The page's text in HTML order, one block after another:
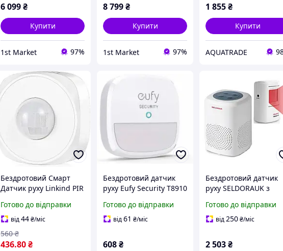
6 099₴
Купити
1st Market 97%
8 799₴
Купити
1st Market 97%
1 855₴
Купити
AQUATRADE
Бездротовий Смарт
Датчик руху Linkind PIR
Готово до відправки
від44₴/міс
436.80₴
560 ₴
Бездротовий датчик
руху Eufy Security T8910
білий кут огляду 100
градусів.
Готово до відправки
від61 ₴/міс
608₴
Бездротовий датчик
руху SELDORAUK з
сигналом гавкання
собаки PIR 200м
Готово до відправки
від250₴/міс
2 503₴